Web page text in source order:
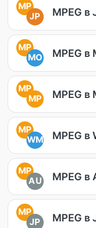
MP
JP
MPEG в
MP
MO
MPEG в
MP
MP
MPEG в
MP
WM
MPEG в
MP
AU
MPEG в
MP
JP
MPEG в